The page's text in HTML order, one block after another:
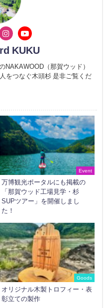
KUKU
NAKAWOOD（那賀ウッド）
をつなぐ木頭杉 是非ご覧くだ
Event
万博観光ポータルにも掲載の
「那賀ウッド工場見学・杉
SUPツアー」を開催しまし
た！
Goods
オリジナル木製トロフィー・表
彰立ての製作